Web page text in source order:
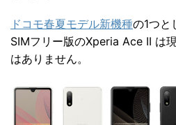
ドコモ春夏モデル新機種の1つと
SIMフリー版のXperia Ace II は
はありません。